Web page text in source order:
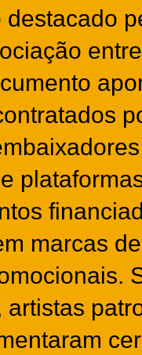
destacado
marcas
artistas